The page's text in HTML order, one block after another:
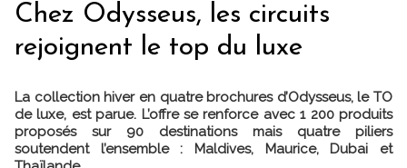
Chez Odysseus, les circuits
rejoignent le top du luxe
La collection hiver en quatre brochures d’Odysseus, le TO
de luxe, est parue. L’offre se renforce avec 1 200 produits
proposés sur 90 destinations mais quatre piliers
soutendent l’ensemble : Maldives, Maurice, Dubai et